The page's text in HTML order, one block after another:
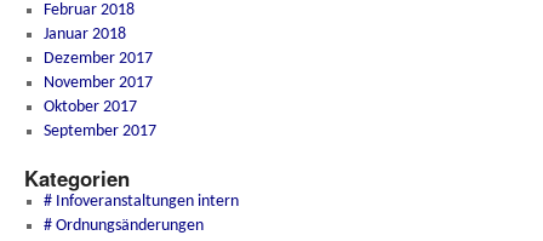
Februar 2018
Januar 2018
Dezember 2017
November 2017
Oktober 2017
September 2017
Kategorien
# Infoveranstaltungen intern
# Ordnungsänderungen